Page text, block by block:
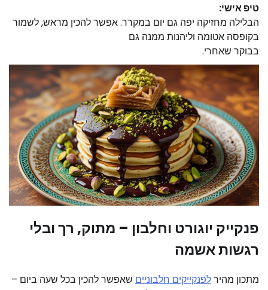
טיפ אישי:
הבלילה מחזיקה יפה גם יום במקרר. אפשר להכין מראש, לשמור
בקופסה אטומה וליהנות ממנה גם
בבוקר שאחרי.
פנקייק יוגורט וחלבון – מתוק, רך ובלי
רגשות אשמה
מתכון מהירלפנקייקים חלבוניים שאפשר להכין בכל שעה ביום –